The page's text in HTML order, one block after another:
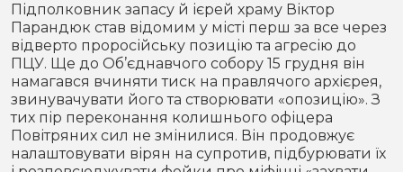
Підполковник запасу й ієрей храму Віктор
Парандюк став відомим у місті перш за все через
відверто проросійську позицію та агресію до
ПЦУ. Ще до Об’єднавчого собору 15 грудня він
намагався вчиняти тиск на правлячого архієрея,
звинувачувати його та створювати «опозицію». З
тих пір переконання колишнього офіцера
Повітряних сил не змінилися. Він продовжує
налаштовувати вірян на супротив, підбурювати їх